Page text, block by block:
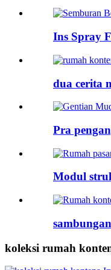
Ins Spray
dua cerita
Pra
Modul
koleksi rumah